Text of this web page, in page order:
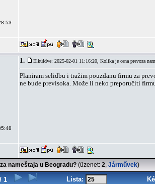
1. Elküldve: 2025-02-01 11:16:20, Kolika je cena prevoza
Planiram selidbu i tražim pouzdanu firmu za
ne bude previsoka. Može li neko preporučiti
nameštaja u Beogradu? (üzenet: 2, Járművek)
/ 1 Lista: